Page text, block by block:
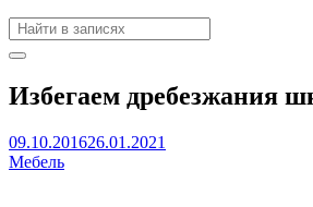
Избегаем дребезжания
09.10.201626.01.2021
Мебель